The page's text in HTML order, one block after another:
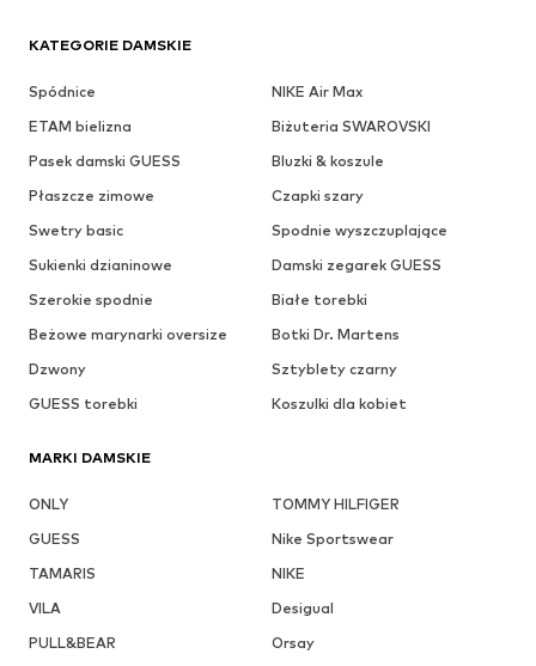
KATEGORIE DAMSKIE
Spódnice
NIKE Air Max
ETAM bielizna
Biżuteria SWAROVSKI
Pasek damski GUESS
Bluzki & koszule
Płaszcze zimowe
Czapki szary
Swetry basic
Spodnie wyszczuplające
Sukienki dzianinowe
Damski zegarek GUESS
Szerokie spodnie
Białe torebki
Beżowe marynarki oversize
Botki Dr. Martens
Dzwony
Sztyblety czarny
GUESS torebki
Koszulki dla kobiet
MARKI DAMSKIE
ONLY
TOMMY HILFIGER
GUESS
Nike Sportswear
TAMARIS
NIKE
VILA
Desigual
PULL&BEAR
Orsay